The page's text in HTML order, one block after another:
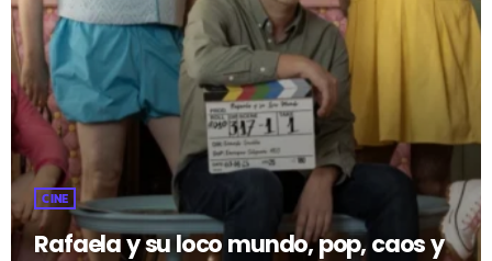
CINE
Rafaela y su loco mundo, pop, caos y